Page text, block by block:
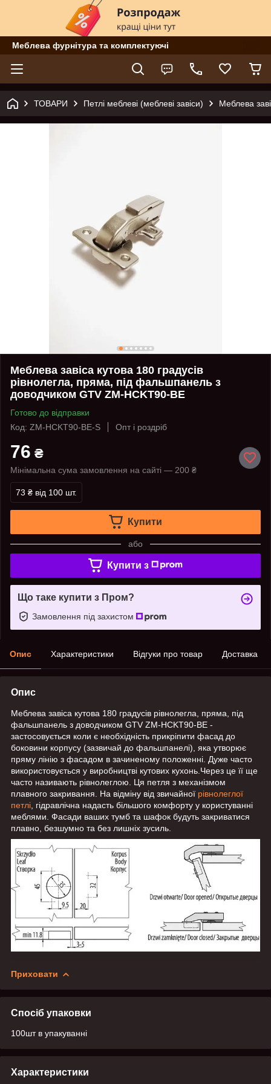
Меблева фурнітура та комплектуючі
ТОВАРИ Петлі меблеві (меблеві завіси) Меблева
Меблева завіса кутова 180 градусів
рівнолегла, пряма, під фальшпанель з
доводчиком GTV ZM-HCKT90-BE
Готово до відправки
Код: ZM-HCKT90-BE-S
Опт і роздріб
76 ₴
Мінімальна сума замовлення на сайті — 200 ₴
73 ₴ від 100 шт.
Купити
або
Купити з
Що таке купити з Пром?
Замовлення під захистом
Опис Характеристики Відгуки про товар Доставка
Опис
Меблева завіса кутова 180 градусів рівнолегла, пряма, під
фальшпанель з доводчиком GTV ZM-HCKT90-BE -
застосовується коли є необхідність прикріпити фасад до
боковини корпусу (зазвичай до фальшпанелі), яка утворює
пряму лінію з фасадом в зачиненому положенні. Дуже часто
використовується у виробництві кутових кухонь.Через це її ще
часто називають рівнолеглою. Ця петля з механізмом
плавного закривання. На відміну від звичайної рівнолеглої
петлі , гідравлічна надасть більшого комфорту у користуванні
меблями. Фасади ваших тумб та шафок будуть закриватися
плавно, безшумно та без лишніх зусиль.
Приховати
Спосіб упаковки
100шт в упакуванні
Характеристики